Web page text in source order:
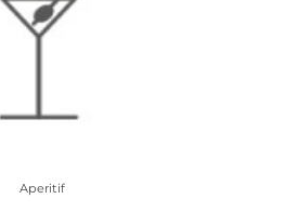
Aperitif